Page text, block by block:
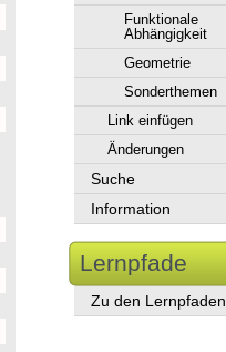
Funktionale
Abhängigkeit
Geometrie
Sonderthemen
Link einfügen
Änderungen
Suche
Information
Lernpfade
Zu den Lernpfaden